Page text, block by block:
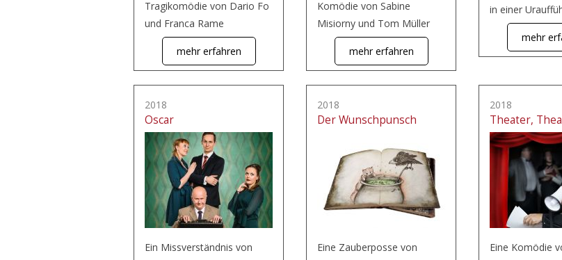
Tragikomödie von Dario Fo
und Franca Rame
mehr erfahren
Komödie von Sabine
Misiorny und Tom Müller
mehr erfahren
in einer
mehr
2018
Oscar
Ein Missverständnis von
2018
Der Wunschpunsch
Eine Zauberposse von
2018
Theater,
Eine Komödie